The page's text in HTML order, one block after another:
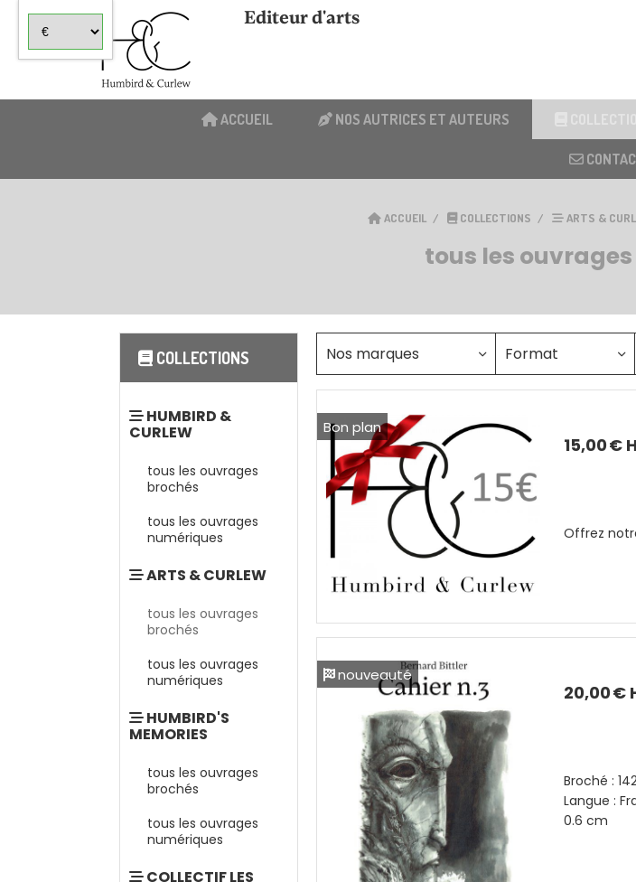
Editeur d'arts
ACCUEIL NOS AUTRICES ET AUTEURS
COLLECTIONS
HUMBIRD &
CURLEW
tous les ouvrages
brochés
tous les ouvrages
numériques
ARTS & CURLEW
tous les ouvrages
brochés
tous les ouvrages
numériques
HUMBIRD'S
MEMORIES
tous les ouvrages
brochés
tous les ouvrages
numériques
COLLECTIF LES
ACCUEIL COLLECTIONS ARTS &
tous les
Nos marques Format
Bon plan
Offrez
15,00€
nouveauté
Broché :
Langue :
0.6 cm
20,00€